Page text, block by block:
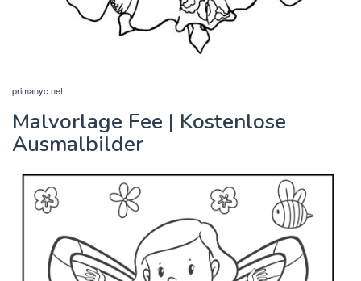
primanyc.net
Malvorlage Fee | Kostenlose
Ausmalbilder